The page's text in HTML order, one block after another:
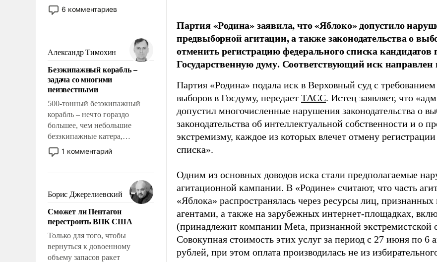
постепенно вытесняя и
отменяя традиционное
мужественным и твердым под
ударами судьбы, брать на себя
ответственность, помогать
слабым, идти вперед и
адаптироваться.
6 комментариев
Александр Тимохин
Безэкипажный корабль –
задача со многими
неизвестными
500-тонный безэкипажный
корабль – нечто гораздо
большее, чем небольшие
безэкипажные катера,
применение которых уже
стало обыденностью. Задача по
сложна и амбициозна. Однако
и ее реализация радикально
поднимет наши боевые
возможности.
1 комментарий
Борис Джерелиевский
Сможет ли Пентагон
перестроить ВПК США
Только для того, чтобы
вернуться к довоенному
объему запасов ракет
Партия «Родина» заявила, что «Яблоко» допустило
предвыборной агитации, а также законодательства о
отменить регистрацию федерального списка
Государственную думу. Соответствующий иск направлен
Партия «Родина» подала иск в Верховный суд с
выборов в Госдуму, передает ТАСС. Истец заявляет, что
допустил многочисленные нарушения законодательства о
законодательства об интеллектуальной собственности и о
экстремизму, каждое из которых влечет отмену
списка».
Одним из основных доводов иска стали предполагаемые
агитационной кампании. В «Родине» считают, что часть
«Яблока» распространялась через ресурсы лиц,
агентами, а также на зарубежных интернет-площадках,
(принадлежит компании Meta, признанной экстремистской
Совокупная стоимость этих услуг за период с 27 июня по 6
рублей, при этом оплата производилась не из